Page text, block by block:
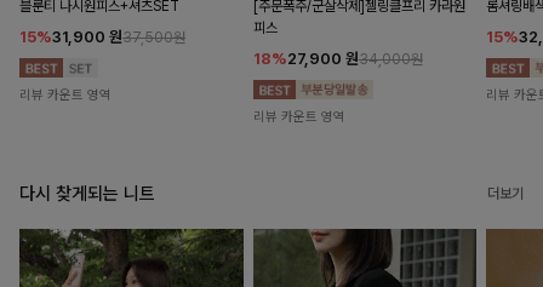
블룬티 나시원피스+셔츠SET
15%31,900 원37,500원
리뷰 카운트 영역
[주문폭주/군살삭제]젤링클프리 카라원
피스
18%27,900 원34,000원
리뷰 카운트 영역
롬셔링배
15%
리뷰 카운
다시 찾게되는 니트 더보기